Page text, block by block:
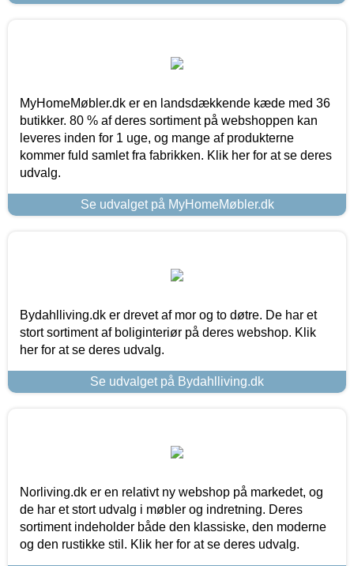
MyHomeMøbler.dk er en landsdækkende kæde med 36
butikker. 80 % af deres sortiment på webshoppen kan
leveres inden for 1 uge, og mange af produkterne
kommer fuld samlet fra fabrikken. Klik her for at se deres
udvalg.
Se udvalget på MyHomeMøbler.dk
Bydahlliving.dk er drevet af mor og to døtre. De har et
stort sortiment af boliginteriør på deres webshop. Klik
her for at se deres udvalg.
Se udvalget på Bydahlliving.dk
Norliving.dk er en relativt ny webshop på markedet, og
de har et stort udvalg i møbler og indretning. Deres
sortiment indeholder både den klassiske, den moderne
og den rustikke stil. Klik her for at se deres udvalg.